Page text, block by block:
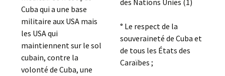
Cuba qui a une base
militaire aux USA mais
les USA qui
maintiennent sur le sol
cubain, contre la
volonté de Cuba, une
des Nations Unies (1)
° Le respect de la
souveraineté de Cuba et
de tous les États des
Caraïbes ;